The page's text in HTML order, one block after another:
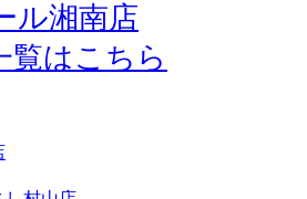
ル湘南店
覧はこちら